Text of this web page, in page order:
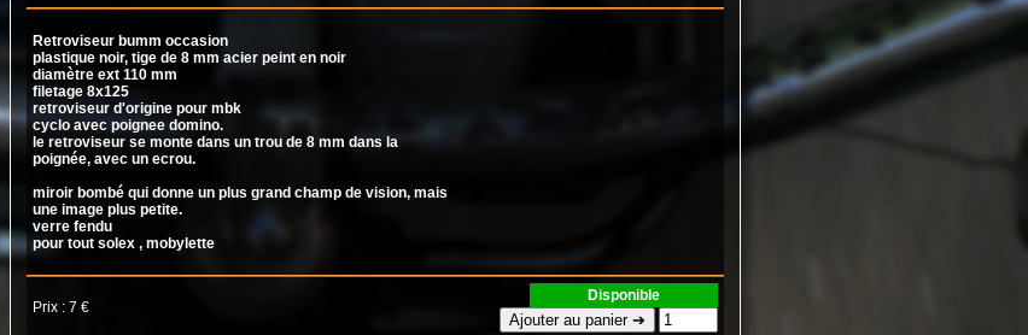
Retroviseur bumm occasion
plastique noir, tige de 8 mm acier peint en noir
diamètre ext 110 mm
filetage 8x125
retroviseur d'origine pour mbk
cyclo avec poignee domino.
le retroviseur se monte dans un trou de 8 mm dans la
poignée, avec un ecrou.
miroir bombé qui donne un plus grand champ de vision, mais
une image plus petite.
verre fendu
pour tout solex , mobylette
Prix : 7 €
Disponible